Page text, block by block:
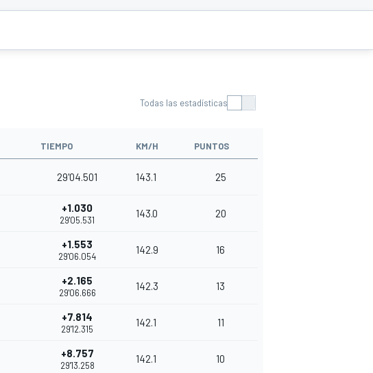
Todas las estadísticas
TIEMPO KM/H PUNTOS
29'04.501 143.1 25
+1.030
29'05.531
143.0 20
+1.553
29'06.054
142.9 16
+2.165
29'06.666
142.3 13
+7.814
29'12.315
142.1 11
+8.757
29'13.258
142.1 10